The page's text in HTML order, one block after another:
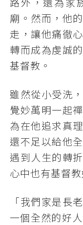
廟。然而，他
走，讓他痛徹
轉而成為虔誠
基督教。
雖然從小受洗
覺妙萬明一起
為在他追求真
還不足以給他
遇到人生的轉
心中也有基督
「我們家是長
一個全然的好